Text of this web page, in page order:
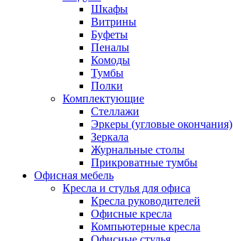
Шкафы
Витрины
Буфеты
Пеналы
Комоды
Тумбы
Полки
Комплектующие
Стеллажи
Эркеры (угловые окончания)
Зеркала
Журнальные столы
Прикроватные тумбы
Офисная мебель
Кресла и стулья для офиса
Кресла руководителей
Офисные кресла
Компьютерные кресла